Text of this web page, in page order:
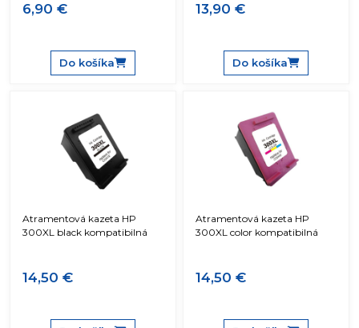
6,90 €
Do košíka
13,90 €
Do košíka
Atramentová kazeta HP
300XL black kompatibilná
14,50 €
Atramentová kazeta HP
300XL color kompatibilná
14,50 €